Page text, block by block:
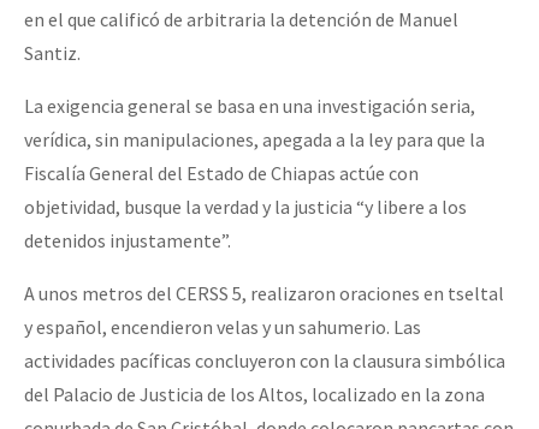
en el que calificó de arbitraria la detención de Manuel
Santiz.
La exigencia general se basa en una investigación seria,
verídica, sin manipulaciones, apegada a la ley para que la
Fiscalía General del Estado de Chiapas actúe con
objetividad, busque la verdad y la justicia “y libere a los
detenidos injustamente”.
A unos metros del CERSS 5, realizaron oraciones en tseltal
y español, encendieron velas y un sahumerio. Las
actividades pacíficas concluyeron con la clausura simbólica
del Palacio de Justicia de los Altos, localizado en la zona